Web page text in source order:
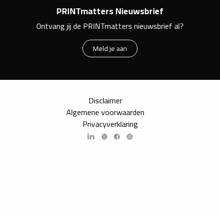
PRINTmatters Nieuwsbrief
Ontvang jij de PRINTmatters nieuwsbrief al?
Meld je aan
Disclaimer
Algemene voorwaarden
Privacyverklaring